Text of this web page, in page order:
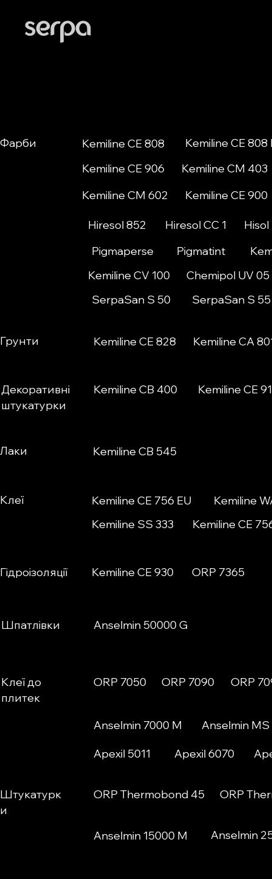
Фарби
Kemiline CE 808
Kemiline CE 906
Kemiline CM 602
Kemiline CE 808
Kemiline CM 403
Kemiline CE 900
Hiresol 852 Hiresol CC 1
Hisol
Pigmaperse
Kemiline CV 100
SerpaSan S 50
Pigmatint
Chemipol UV 05
SerpaSan S 55
Грунти Kemiline CE 828 Kemiline CA
Декоративні
штукатурки
Kemiline CB 400 Kemiline CE
Лаки Kemiline CB 545
Клеї
Kemiline CE 756 EU
Kemiline SS 333
Kemiline
Kemiline CE
Гідроізоляції Kemiline CE 930 ORP 7365
Шпатлівки Anselmin 50000 G
Клеї до
плитек
ORP 7050 ORP 7090 ORP
Anselmin 7000 M Anselmin MS
Apexil 5011 Apexil 6070
Штукатурк
и
ORP Thermobond 45
Anselmin 15000 M
ORP
Anselmin